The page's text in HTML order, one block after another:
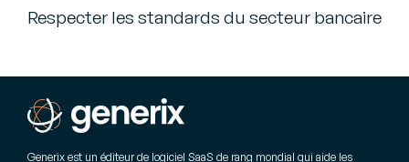
Respecter les standards du secteur bancaire
Generix est un éditeur de logiciel SaaS de rang mondial qui aide les